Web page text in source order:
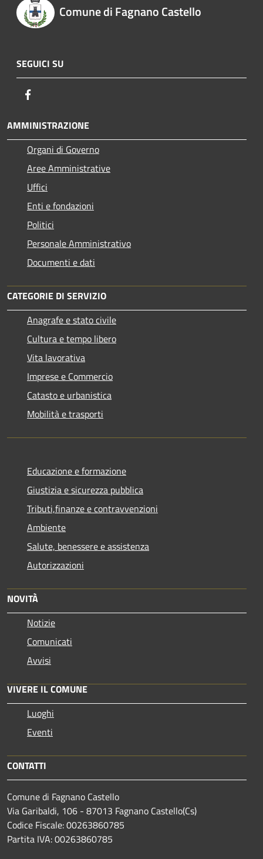
Comune di Fagnano Castello
SEGUICI SU
AMMINISTRAZIONE
Organi di Governo
Aree Amministrative
Uffici
Enti e fondazioni
Politici
Personale Amministrativo
Documenti e dati
CATEGORIE DI SERVIZIO
Anagrafe e stato civile
Cultura e tempo libero
Vita lavorativa
Imprese e Commercio
Catasto e urbanistica
Mobilità e trasporti
Educazione e formazione
Giustizia e sicurezza pubblica
Tributi,finanze e contravvenzioni
Ambiente
Salute, benessere e assistenza
Autorizzazioni
NOVITÀ
Notizie
Comunicati
Avvisi
VIVERE IL COMUNE
Luoghi
Eventi
CONTATTI
Comune di Fagnano Castello
Via Garibaldi, 106 - 87013 Fagnano Castello(Cs)
Codice Fiscale: 00263860785
Partita IVA: 00263860785